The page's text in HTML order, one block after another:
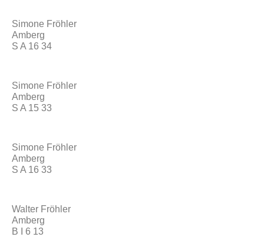
Simone Fröhler
Amberg
S A 16 34
Simone Fröhler
Amberg
S A 15 33
Simone Fröhler
Amberg
S A 16 33
Walter Fröhler
Amberg
B I 6 13